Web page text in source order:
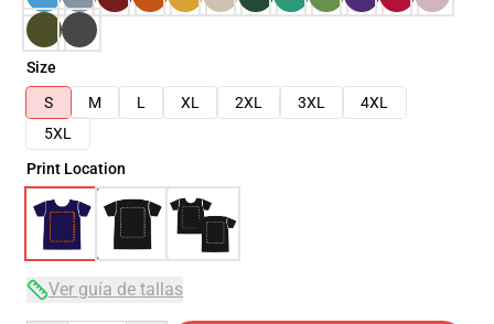
Size
S
M L XL 2XL 3XL
4XL
5XL
Print Location
Ver guía de tallas